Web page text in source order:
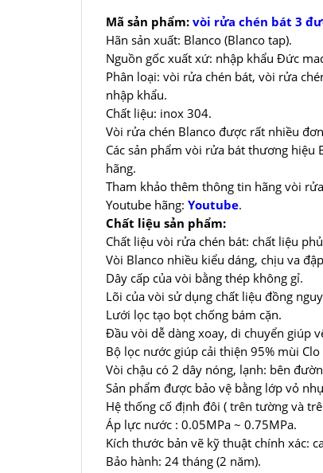
Mã sản phẩm: vòi rửa chén bát 3
Hãn sản xuất: Blanco (Blanco tap).
Nguồn gốc xuất xứ: nhập khẩu Đức
Phân loại: vòi rửa chén bát, vòi rửa
nhập khẩu.
Chất liệu: inox 304.
Vòi rửa chén Blanco được rất nhiều
Các sản phẩm vòi rửa bát thương
hãng.
Tham khảo thêm thông tin hãng vòi
Youtube hãng: Youtube.
Chất liệu sản phẩm:
Chất liệu vòi rửa chén bát: chất liệu
Vòi Blanco nhiều kiểu dáng, chịu va
Dây cấp của vòi bằng thép không gỉ.
Lõi của vòi sử dụng chất liệu đồng
Lưới lọc tạo bọt chống bám cặn.
Đầu vòi dễ dàng xoay, di chuyển giúp
Bộ lọc nước giúp cải thiện 95% mùi
Vòi chậu có 2 dây nóng, lạnh: bên
Sản phẩm được bảo vệ bằng lớp vỏ
Hệ thống cố định đôi ( trên tường và
Áp lực nước : 0.05MPa ~ 0.75MPa.
Kích thước bản vẽ kỹ thuật chính xác:
Bảo hành: 24 tháng (2 năm).